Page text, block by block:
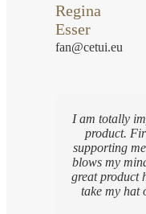
Regina
Esser
fan@cetui.eu
I am totally
product.
supporting
blows my
great product
take my hat